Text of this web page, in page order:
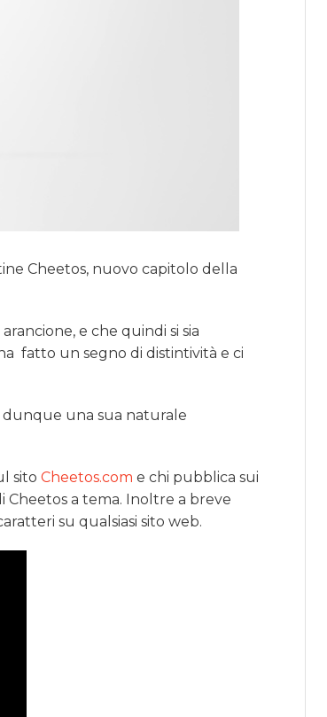
Cheetos, nuovo capitolo della
e che quindi si sia
fatto un segno di distintività e ci
dunque una sua naturale
sitoCheetos.com e chi pubblica sui
a tema. Inoltre a breve
su qualsiasi sito web.